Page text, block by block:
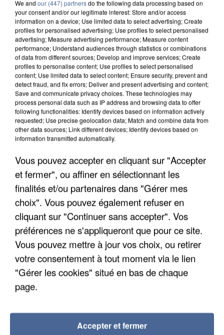
UNE TOURISTE DE L’OISE EMPORTÉE PAR UNE
We and our (447) partnersdo the following data processing based on
your consent and/or our legitimate interest: Store and/or access
information on a device; Use limited data to select advertising; Create
profiles for personalised advertising; Use profiles to select personalised
advertising; Measure advertising performance; Measure content
performance; Understand audiences through statistics or combinations
of data from different sources; Develop and improve services; Create
profiles to personalise content; Use profiles to select personalised
content; Use limited data to select content; Ensure security, prevent and
detect fraud, and fix errors; Deliver and present advertising and content;
Save and communicate privacy choices. These technologies may
process personal data such as IP address and browsing data to offer
following functionalities: Identify devices based on information actively
requested; Use precise geolocation data; Match and combine data from
other data sources; Link different devices; Identify devices based on
information transmitted automatically.
Vous pouvez accepter en cliquant sur "Accepter
et fermer", ou affiner en sélectionnant les
finalités et/ou partenaires dans "Gérer mes
choix". Vous pouvez également refuser en
cliquant sur "Continuer sans accepter". Vos
préférences ne s'appliqueront que pour ce site.
Vous pouvez mettre à jour vos choix, ou retirer
votre consentement à tout moment via le lien
"Gérer les cookies" situé en bas de chaque
page.
Accepter et fermer